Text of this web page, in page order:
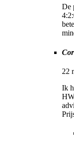
De
Cor
22
Ik